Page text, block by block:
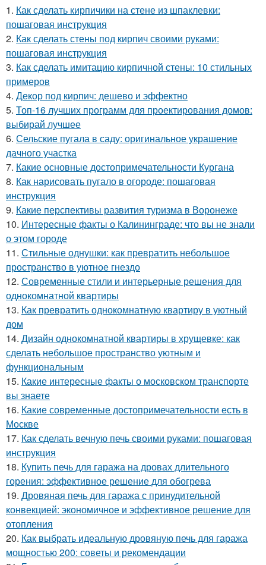
1. Как сделать кирпичики на стене из шпаклевки:
пошаговая инструкция
2. Как сделать стены под кирпич своими руками:
пошаговая инструкция
3. Как сделать имитацию кирпичной стены: 10 стильных
примеров
4. Декор под кирпич: дешево и эффектно
5. Топ-16 лучших программ для проектирования домов:
выбирай лучшее
6. Сельские пугала в саду: оригинальное украшение
дачного участка
7. Какие основные достопримечательности Кургана
8. Как нарисовать пугало в огороде: пошаговая
инструкция
9. Какие перспективы развития туризма в Воронеже
10. Интересные факты о Калининграде: что вы не знали
о этом городе
11. Стильные однушки: как превратить небольшое
пространство в уютное гнездо
12. Современные стили и интерьерные решения для
однокомнатной квартиры
13. Как превратить однокомнатную квартиру в уютный
дом
14. Дизайн однокомнатной квартиры в хрущевке: как
сделать небольшое пространство уютным и
функциональным
15. Какие интересные факты о московском транспорте
вы знаете
16. Какие современные достопримечательности есть в
Москве
17. Как сделать вечную печь своими руками: пошаговая
инструкция
18. Купить печь для гаража на дровах длительного
горения: эффективное решение для обогрева
19. Дровяная печь для гаража с принудительной
конвекцией: экономичное и эффективное решение для
отопления
20. Как выбрать идеальную дровяную печь для гаража
мощностью 200: советы и рекомендации